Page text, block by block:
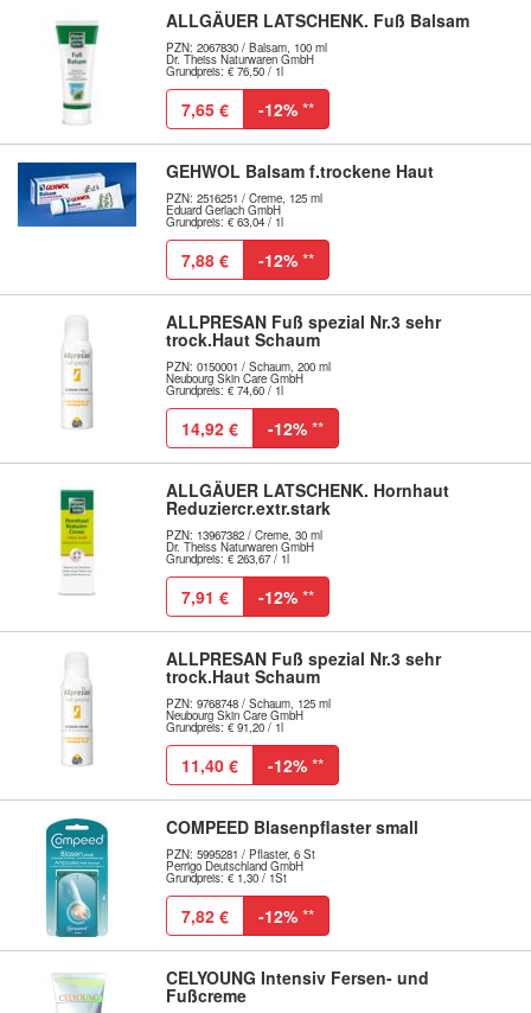
ALLGÄUER LATSCHENK. Fuß Balsam
PZN: 2067830 / Balsam, 100 ml
Dr. Theiss Naturwaren GmbH
Grundpreis: € 76,50 / 1l
7,65 € -12% **
GEHWOL Balsam f.trockene Haut
PZN: 2516251 / Creme, 125 ml
Eduard Gerlach GmbH
Grundpreis: € 63,04 / 1l
7,88 € -12% **
ALLPRESAN Fuß spezial Nr.3 sehr
trock.Haut Schaum
PZN: 0150001 / Schaum, 200 ml
Neubourg Skin Care GmbH
Grundpreis: € 74,60 / 1l
14,92 € -12% **
ALLGÄUER LATSCHENK. Hornhaut
Reduziercr.extr.stark
PZN: 13967382 / Creme, 30 ml
Dr. Theiss Naturwaren GmbH
Grundpreis: € 263,67 / 1l
7,91 € -12% **
ALLPRESAN Fuß spezial Nr.3 sehr
trock.Haut Schaum
PZN: 9768748 / Schaum, 125 ml
Neubourg Skin Care GmbH
Grundpreis: € 91,20 / 1l
11,40 € -12% **
COMPEED Blasenpflaster small
PZN: 5995281 / Pflaster, 6 St
Perrigo Deutschland GmbH
Grundpreis: € 1,30 / 1St
7,82 € -12% **
CELYOUNG Intensiv Fersen- und
Fußcreme